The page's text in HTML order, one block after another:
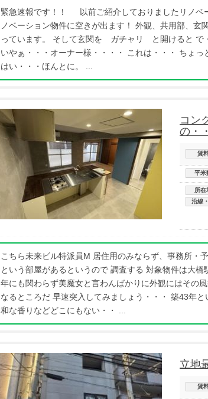
緊急速報です！！ 以前ご紹介しておりましたリノベ
ノベーション物件に空きが出ます！ 外観、共用部、玄
っています。 そして玄関を ガチャリ と開けると で
いやぁ・・・オーナー様・・・・ これは・・・ ちょっ
はい・・・ほんとに。 ...
コン
の・・
賃
平米
所在
沿線
こちら未来ビル特派員M 居住用のみならず、事務所・
という部屋があるというので 調査する 対象物件は大橋
年にも関わらず美魔女と言わんばかりに外観にはその
なるところだ 早速突入してみましょう・・・ 築43年
和な香りなどどこにもない・・ ...
立地
賃